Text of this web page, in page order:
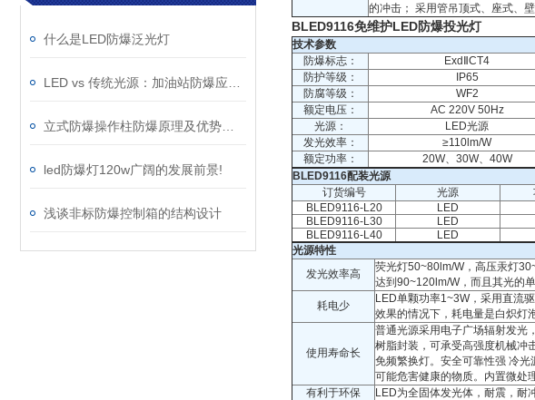
什么是LED防爆泛光灯
led防爆灯120w广阔的发展前景!
浅谈非标防爆控制箱的结构设计
的冲击； 采用管吊顶式、座式、壁
BLED9116免维护LED防爆投光灯
技术参数
防爆标志：
ExdⅡCT4
防护等级：
IP65
防腐等级：
WF2
额定电压：
AC 220V 50Hz
光源：
LED光源
发光效率：
≥110lm/W
额定功率：
20W、30W、40W
BLED9116配装光源
订货编号
光源
BLED9116-L20
LED
BLED9116-L30
LED
BLED9116-L40
LED
光源特性
发光效率高
荧光灯50~80lm/W，高压汞灯
达到90~120lm/W，而且其光的
耗电少
LED单颗功率1~3W，采用直流
效果的情况下，耗电量是白炽灯
使用寿命长
普通光源采用电子广场辐射发光
树脂封装，可承受高强度机械冲
免频繁换灯。安全可靠性强 冷
可能危害健康的物质。内置微处
有利于环保
LED为全固体发光体，耐震，耐